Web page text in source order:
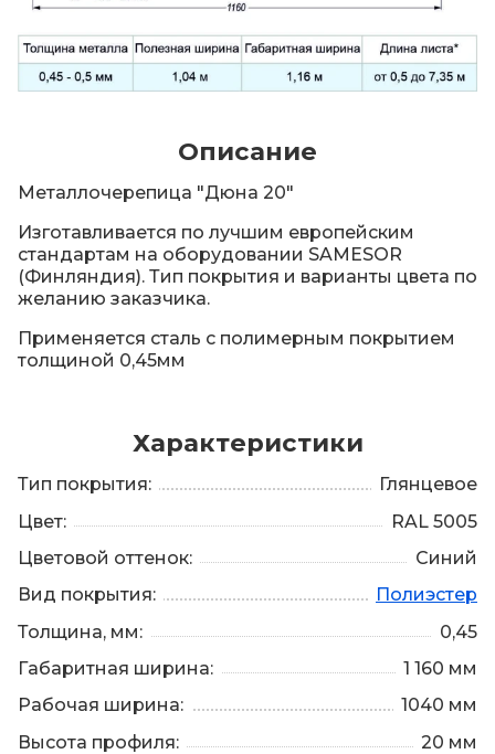
Описание
Металлочерепица "Дюна 20"
Изготавливается по лучшим европейским
стандартам на оборудовании SAMESOR
(Финляндия). Тип покрытия и варианты цвета по
желанию заказчика.
Применяется сталь с полимерным покрытием
толщиной 0,45мм
Характеристики
Тип покрытия:
Глянцевое
Цвет:
RAL 5005
Цветовой оттенок:
Синий
Вид покрытия:
Полиэстер
Толщина, мм:
0,45
Габаритная ширина:
1 160 мм
Рабочая ширина:
1040 мм
Высота профиля:
20 мм